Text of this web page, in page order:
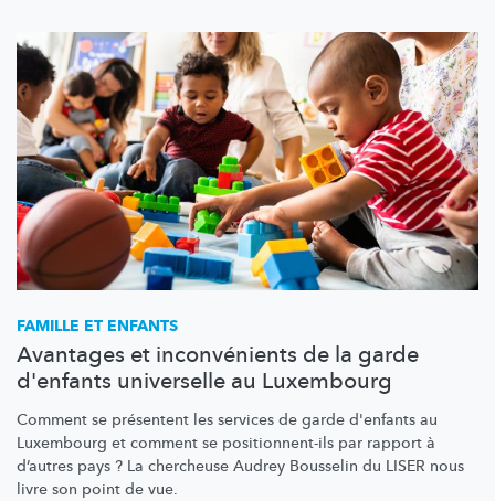
FAMILLE ET ENFANTS
Avantages et inconvénients de la garde
d'enfants universelle au Luxembourg
Comment se présentent les services de garde d'enfants au
Luxembourg et comment se positionnent-ils par rapport à
d’autres pays ? La chercheuse Audrey Bousselin du LISER nous
livre son point de vue.